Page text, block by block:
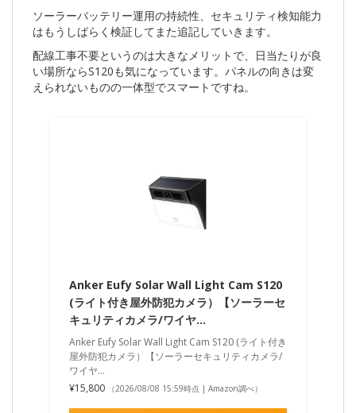
ソーラーバッテリー運用の持続性、セキュリティ検知能力
はもうしばらく検証してまた追記していきます。
配線工事不要というのは大きなメリットで、日当たりが良
い場所ならS120も気になっています。パネルの向きは変
えられないものの一体型でスマートですね。
Anker Eufy Solar Wall Light Cam S120
(ライト付き屋外防犯カメラ）【ソーラーセ
キュリティカメラ/ワイヤ…
Anker Eufy Solar Wall Light Cam S120 (ライト付き
屋外防犯カメラ）【ソーラーセキュリティカメラ/
ワイヤ…
¥15,800
（2026/08/08 15:59時点 | Amazon調べ）